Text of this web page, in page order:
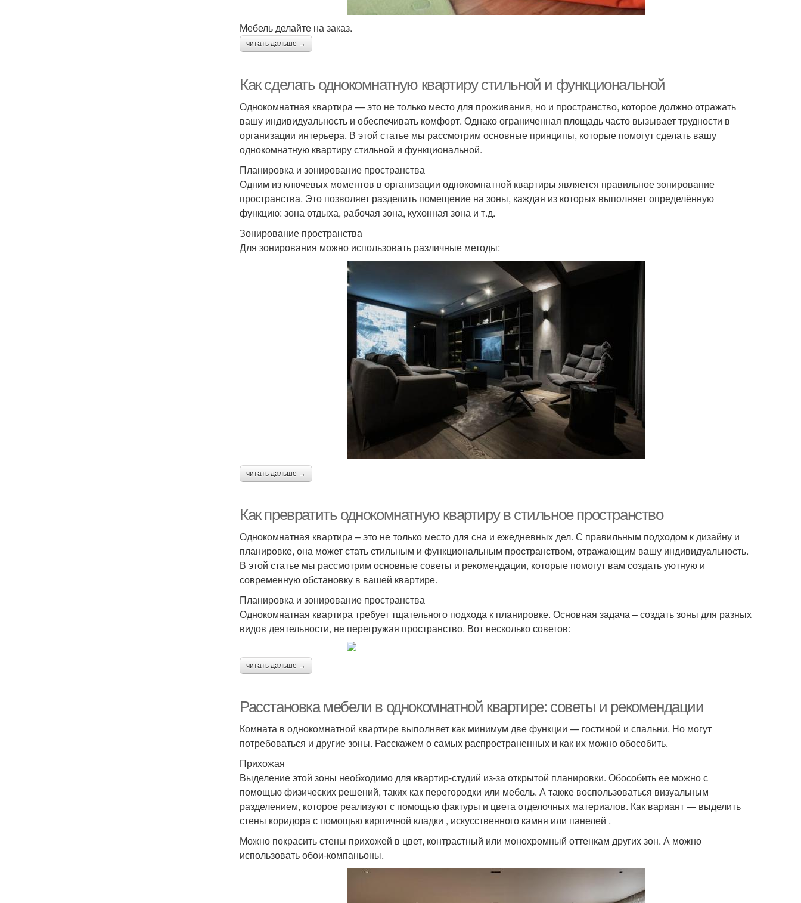
Мебель делайте на заказ.
читать дальше →
Как сделать однокомнатную квартиру стильной и функциональной
Однокомнатная квартира — это не только место для проживания, но и пространство, которое должно отражать
вашу индивидуальность и обеспечивать комфорт. Однако ограниченная площадь часто вызывает трудности в
организации интерьера. В этой статье мы рассмотрим основные принципы, которые помогут сделать вашу
однокомнатную квартиру стильной и функциональной.
Планировка и зонирование пространства
Одним из ключевых моментов в организации однокомнатной квартиры является правильное зонирование
пространства. Это позволяет разделить помещение на зоны, каждая из которых выполняет определённую
функцию: зона отдыха, рабочая зона, кухонная зона и т.д.
Зонирование пространства
Для зонирования можно использовать различные методы:
читать дальше →
Как превратить однокомнатную квартиру в стильное пространство
Однокомнатная квартира – это не только место для сна и ежедневных дел. С правильным подходом к дизайну и
планировке, она может стать стильным и функциональным пространством, отражающим вашу индивидуальность.
В этой статье мы рассмотрим основные советы и рекомендации, которые помогут вам создать уютную и
современную обстановку в вашей квартире.
Планировка и зонирование пространства
Однокомнатная квартира требует тщательного подхода к планировке. Основная задача – создать зоны для разных
видов деятельности, не перегружая пространство. Вот несколько советов:
читать дальше →
Расстановка мебели в однокомнатной квартире: советы и рекомендации
Комната в однокомнатной квартире выполняет как минимум две функции — гостиной и спальни. Но могут
потребоваться и другие зоны. Расскажем о самых распространенных и как их можно обособить.
Прихожая
Выделение этой зоны необходимо для квартир-студий из-за открытой планировки. Обособить ее можно с
помощью физических решений, таких как перегородки или мебель. А также воспользоваться визуальным
разделением, которое реализуют с помощью фактуры и цвета отделочных материалов. Как вариант — выделить
стены коридора с помощью кирпичной кладки , искусственного камня или панелей .
Можно покрасить стены прихожей в цвет, контрастный или монохромный оттенкам других зон. А можно
использовать обои-компаньоны.